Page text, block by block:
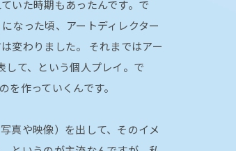
いた時期もあったんです。で
なった頃、アートディレクター
変わりました。 それまではアー
して、という個人プレイ。で
を作っていくんです。
真や映像）を出して、そのイメ